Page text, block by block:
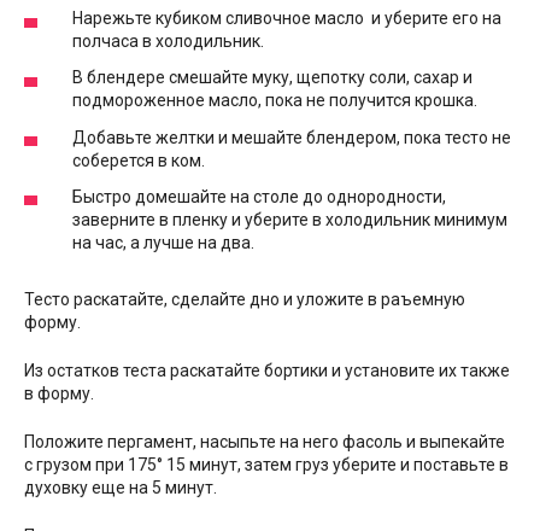
Нарежьте кубиком сливочное масло и уберите его на
полчаса в холодильник.
В блендере смешайте муку, щепотку соли, сахар и
подмороженное масло, пока не получится крошка.
Добавьте желтки и мешайте блендером, пока тесто не
соберется в ком.
Быстро домешайте на столе до однородности,
заверните в пленку и уберите в холодильник минимум
на час, а лучше на два.
Тесто раскатайте, сделайте дно и уложите в раъемную
форму.
Из остатков теста раскатайте бортики и установите их также
в форму.
Положите пергамент, насыпьте на него фасоль и выпекайте
с грузом при 175° 15 минут, затем груз уберите и поставьте в
духовку еще на 5 минут.